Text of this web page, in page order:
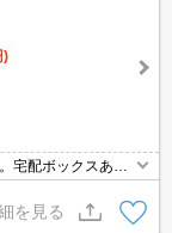
)
宅配ボックスあ
き。人気のカウン
を見る